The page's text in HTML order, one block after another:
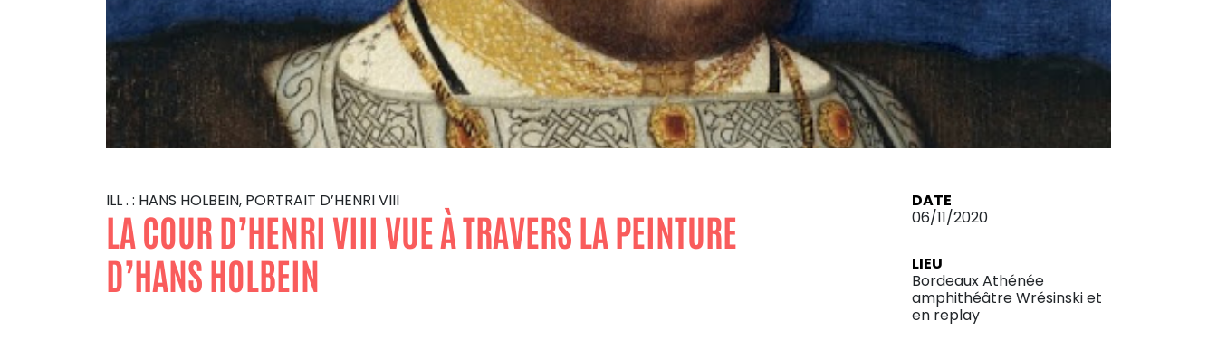
ILL . : HANS HOLBEIN, PORTRAIT D’HENRI VIII
LA COUR D’HENRI VIII VUE À TRAVERS LA PEINTURE
D’HANS HOLBEIN
DATE
06/11/2020
LIEU
Bordeaux Athénée
amphithéâtre Wrésinski et
en replay